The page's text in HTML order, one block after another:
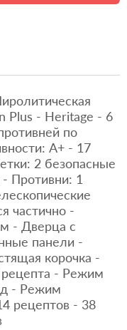
Plus - Heritage - 6
по
A+ - 17
2 безопасные
Противни: 1
частично -
- Дверца с
панели -
корочка -
рецепта - Режим
- Режим
рецептов - 38